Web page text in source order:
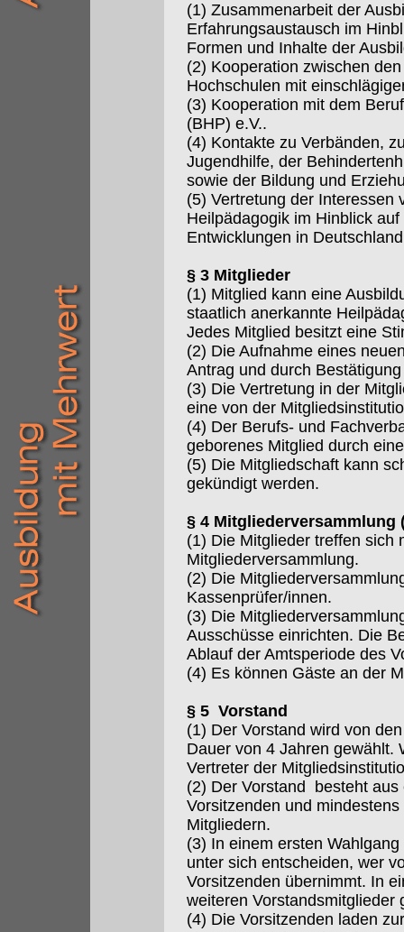
(1) Zusammenarbeit der
Erfahrungsaustausch im
Formen und Inhalte der
(2) Kooperation zwischen
Hochschulen mit
(3) Kooperation mit dem
(BHP) e.V..
(4) Kontakte zu Verbänden,
Jugendhilfe, der
sowie der Bildung und
(5) Vertretung der Interessen
Heilpädagogik im Hinblick
Entwicklungen in
§ 3 Mitglieder
(1) Mitglied kann eine
staatlich anerkannte
Jedes Mitglied besitzt eine
(2) Die Aufnahme eines
Antrag und durch
(3) Die Vertretung in der
eine von der
(4) Der Berufs- und
geborenes Mitglied durch
(5) Die Mitgliedschaft kann
gekündigt werden.
§ 4 Mitgliederversammlung
(1) Die Mitglieder treffen sich
Mitgliederversammlung.
(2) Die
Kassenprüfer/innen.
(3) Die
Ausschüsse einrichten. Die
Ablauf der Amtsperiode des
(4) Es können Gäste an der
§ 5 Vorstand
(1) Der Vorstand wird von
Dauer von 4 Jahren gewählt.
Vertreter der
(2) Der Vorstand besteht
Vorsitzenden und
Mitgliedern.
(3) In einem ersten
unter sich entscheiden, wer
Vorsitzenden übernimmt. In
weiteren Vorstandsmitglieder
(4) Die Vorsitzenden laden